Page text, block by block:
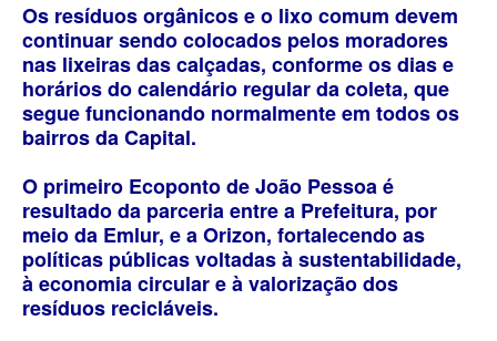
Os resíduos orgânicos e o lixo comum devem
continuar sendo colocados pelos moradores
nas lixeiras das calçadas, conforme os dias e
horários do calendário regular da coleta, que
segue funcionando normalmente em todos os
bairros da Capital.
O primeiro Ecoponto de João Pessoa é
resultado da parceria entre a Prefeitura, por
meio da Emlur, e a Orizon, fortalecendo as
políticas públicas voltadas à sustentabilidade,
à economia circular e à valorização dos
resíduos recicláveis.